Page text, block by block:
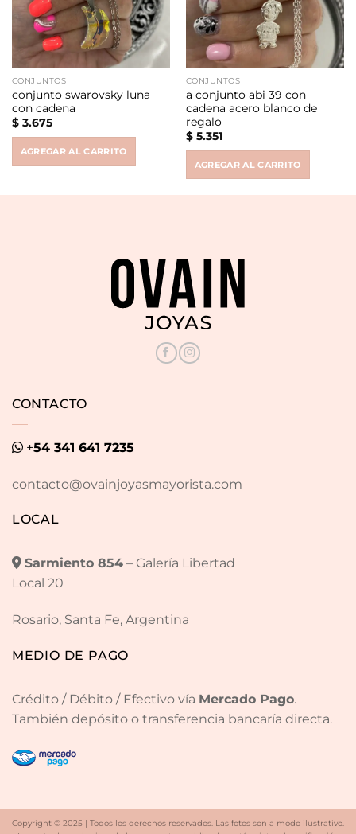
CONJUNTOS
conjunto swarovsky luna
con cadena
$3.675
AGREGAR AL CARRITO
CONJUNTOS
a conjunto abi 39 con
cadena acero blanco de
regalo
$5.351
AGREGAR AL CARRITO
LOCAL
Sarmiento 854– Galería Libertad
Local 20
Rosario, Santa Fe, Argentina
MEDIO DE PAGO
Crédito / Débito / Efectivo vía Mercado Pago.
También depósito o transferencia bancaría directa.
CONTACTO
+54 341 641 7235
contacto@ovainjoyasmayorista.com
Copyright © 2025 | Todos los derechos reservados. Las fotos son a modo ilustrativo.